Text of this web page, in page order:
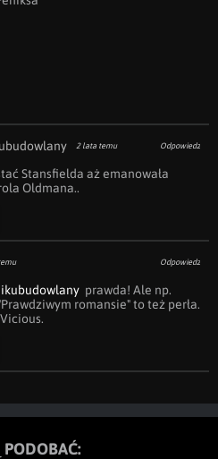
2 lata temu Odpowiedz
Stansfielda aż emanowała
Oldmana..
Odpowiedz
  prawda! Ale np.
romansie" to też perła.
PODOBAĆ: